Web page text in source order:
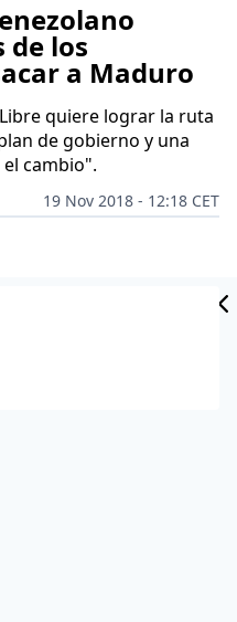
de los
a Maduro
quiere lograr la ruta
de gobierno y una
cambio".
19 Nov 2018 - 12:18 CET